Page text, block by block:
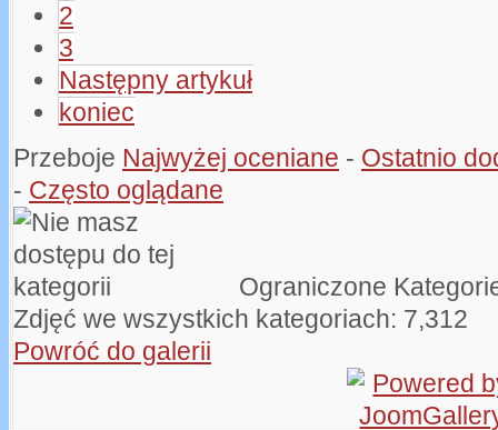
2
3
Następny artykuł
koniec
Przeboje Najwyżej oceniane - Ostatnio
- Często oglądane
Ograniczone
Zdjęć we wszystkich kategoriach: 7,312
Powróć do galerii